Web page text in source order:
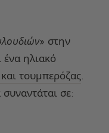
» στην
ένα ηλιακό
τουμπερόζας.
σε: